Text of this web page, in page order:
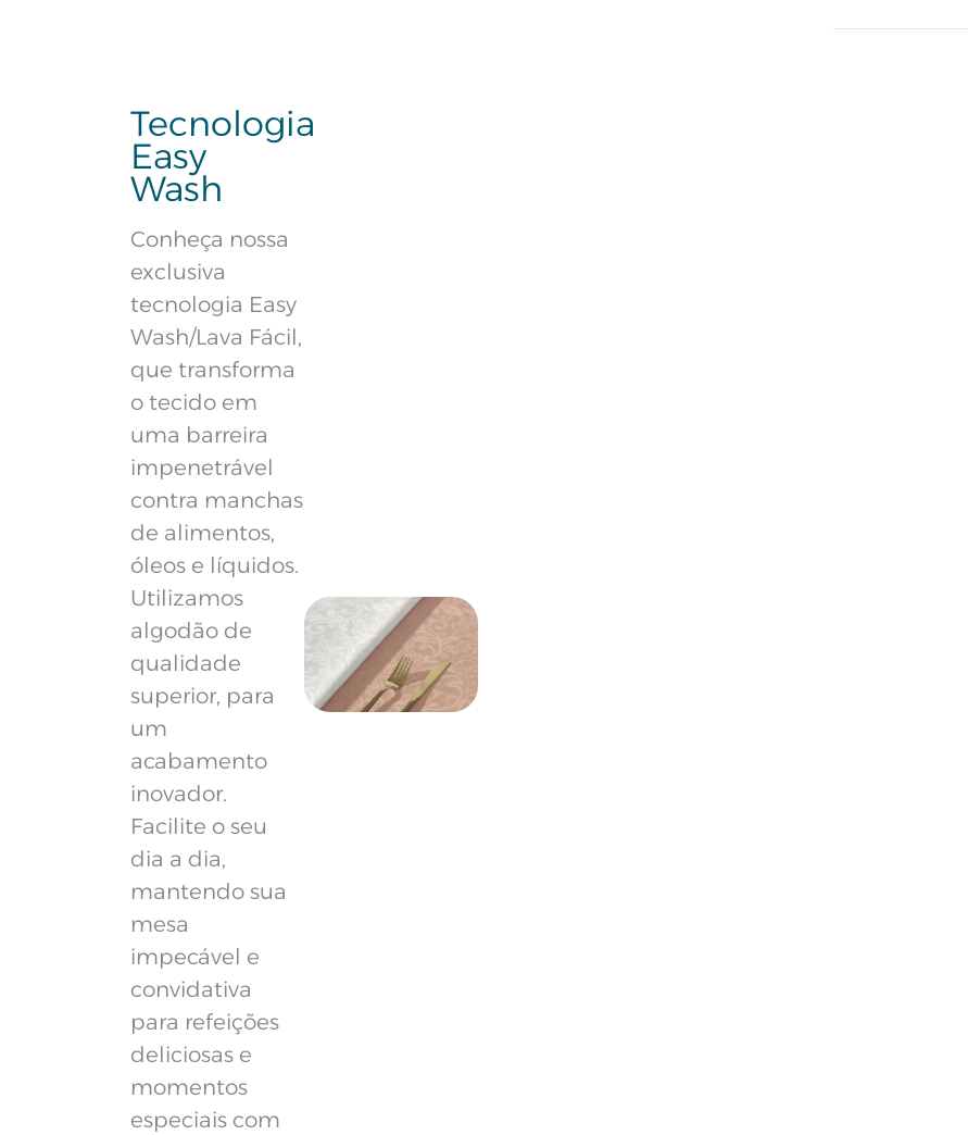
Tecnologia
Easy
Wash
Conheça nossa
exclusiva
tecnologia Easy
Wash/Lava Fácil,
que transforma
o tecido em
uma barreira
impenetrável
contra manchas
de alimentos,
óleos e líquidos.
Utilizamos
algodão de
qualidade
superior, para
um
acabamento
inovador.
Facilite o seu
dia a dia,
mantendo sua
mesa
impecável e
convidativa
para refeições
deliciosas e
momentos
especiais com